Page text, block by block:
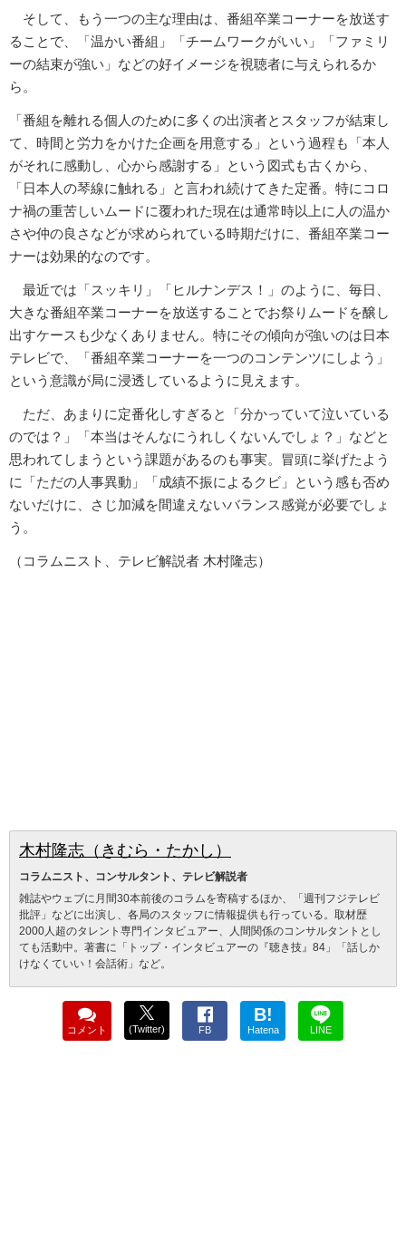
そして、もう一つの主な理由は、番組卒業コーナーを放送す
ることで、「温かい番組」「チームワークがいい」「ファミリ
ーの結束が強い」などの好イメージを視聴者に与えられるか
ら。
「番組を離れる個人のために多くの出演者とスタッフが結束し
て、時間と労力をかけた企画を用意する」という過程も「本人
がそれに感動し、心から感謝する」という図式も古くから、
「日本人の琴線に触れる」と言われ続けてきた定番。特にコロ
ナ禍の重苦しいムードに覆われた現在は通常時以上に人の温か
さや仲の良さなどが求められている時期だけに、番組卒業コー
ナーは効果的なのです。
最近では「スッキリ」「ヒルナンデス！」のように、毎日、
大きな番組卒業コーナーを放送することでお祭りムードを醸し
出すケースも少なくありません。特にその傾向が強いのは日本
テレビで、「番組卒業コーナーを一つのコンテンツにしよう」
という意識が局に浸透しているように見えます。
ただ、あまりに定番化しすぎると「分かっていて泣いている
のでは？」「本当はそんなにうれしくないんでしょ？」などと
思われてしまうという課題があるのも事実。冒頭に挙げたよう
に「ただの人事異動」「成績不振によるクビ」という感も否め
ないだけに、さじ加減を間違えないバランス感覚が必要でしょ
う。
（コラムニスト、テレビ解説者 木村隆志）
木村隆志（きむら・たかし）
コラムニスト、コンサルタント、テレビ解説者
雑誌やウェブに月間30本前後のコラムを寄稿するほか、「週刊フジテレビ
批評」などに出演し、各局のスタッフに情報提供も行っている。取材歴
2000人超のタレント専門インタビュアー、人間関係のコンサルタントとし
ても活動中。著書に「トップ・インタビュアーの『聴き技』84」「話しか
けなくていい！会話術」など。
コメント (Twitter) FB
B!
Hatena LINE